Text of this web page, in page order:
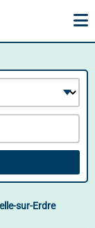
sur-Erdre